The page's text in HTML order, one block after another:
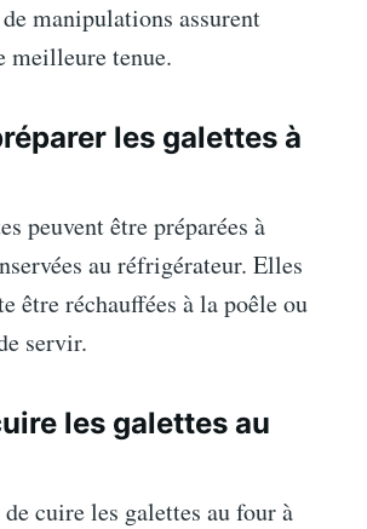
manipulations assurent
meilleure tenue.
les galettes à
peuvent être préparées à
au réfrigérateur. Elles
être réchauffées à la poêle ou
servir.
les galettes au
cuire les galettes au four à